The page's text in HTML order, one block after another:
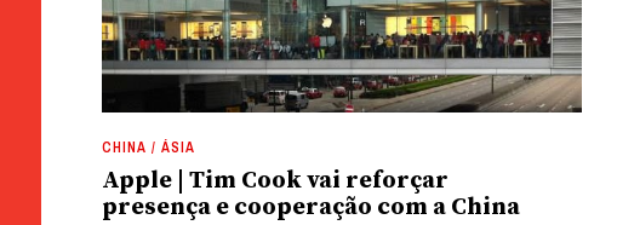
CHINA / ÁSIA
Apple | Tim Cook vai reforçar
presença e cooperação com a China